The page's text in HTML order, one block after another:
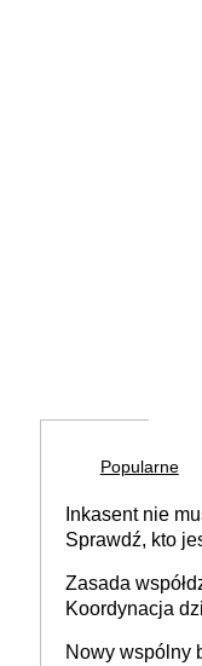
Popularne
Inkasent nie
Sprawdź, kto
Zasada
Koordynacja
Nowy wspólny